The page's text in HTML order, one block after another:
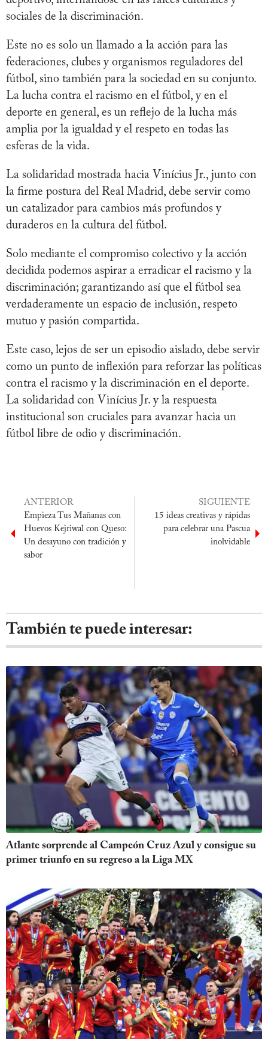
sociales de la discriminación.
Este no es solo un llamado a la acción para las
federaciones, clubes y organismos reguladores del
fútbol, sino también para la sociedad en su conjunto.
La lucha contra el racismo en el fútbol, y en el
deporte en general, es un reflejo de la lucha más
amplia por la igualdad y el respeto en todas las
esferas de la vida.
La solidaridad mostrada hacia Vinícius Jr., junto con
la firme postura del Real Madrid, debe servir como
un catalizador para cambios más profundos y
duraderos en la cultura del fútbol.
Solo mediante el compromiso colectivo y la acción
decidida podemos aspirar a erradicar el racismo y la
discriminación; garantizando así que el fútbol sea
verdaderamente un espacio de inclusión, respeto
mutuo y pasión compartida.
Este caso, lejos de ser un episodio aislado, debe servir
como un punto de inflexión para reforzar las políticas
contra el racismo y la discriminación en el deporte.
La solidaridad con Vinícius Jr. y la respuesta
institucional son cruciales para avanzar hacia un
fútbol libre de odio y discriminación.
ANTERIOR
Empieza Tus Mañanas con
Huevos Kejriwal con Queso:
Un desayuno con tradición y
sabor
SIGUIENTE
15 ideas creativas y rápidas
para celebrar una Pascua
inolvidable
También te puede interesar:
Atlante sorprende al Campeón Cruz Azul y consigue su
primer triunfo en su regreso a la Liga MX